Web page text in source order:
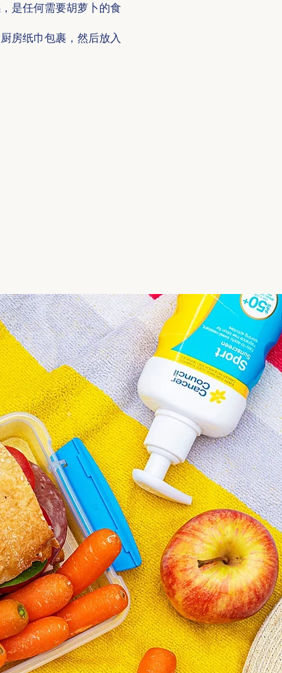
是任何需要胡萝卜的食
房纸巾包裹，然后放入